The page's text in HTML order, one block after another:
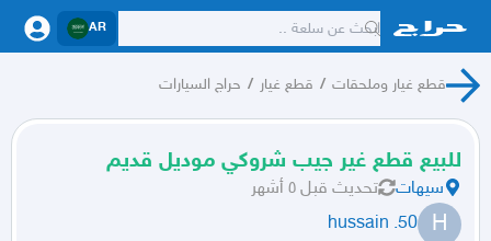
AR
قطع غيار وملحقات / قطع غيار / حراج السيارات
للبيع قطع غير جيب شروكي موديل قديم
سيهات تحديث قبل ٥ أشهر
H
hussain .50